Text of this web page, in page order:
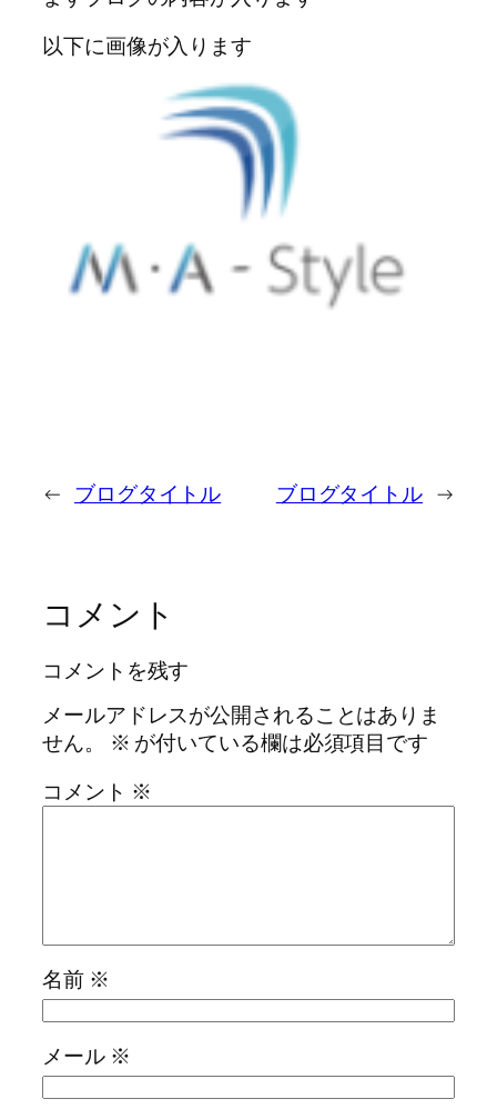
以下に画像が入ります
← ブログタイトル ブログタイトル →
コメント
コメントを残す
メールアドレスが公開されることはありま
せん。
※ が付いている欄は必須項目です
コメント ※
名前 ※
メール ※